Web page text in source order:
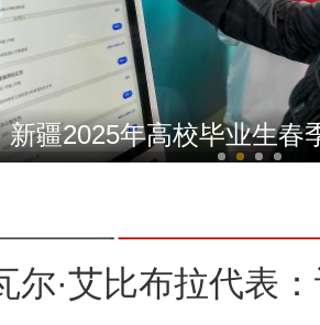
与你为邻】荷兰冰帆爱好
新疆2025年高校毕业生春
尔·艾比布拉代表